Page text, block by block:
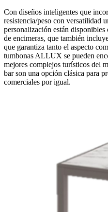
Con diseños inteligentes que
resistencia/peso con versatilidad
personalización están
de encimeras, que también
que garantiza tanto el aspecto
tumbonas ALLUX se pueden
mejores complejos turísticos del
bar son una opción clásica para
comerciales por igual.